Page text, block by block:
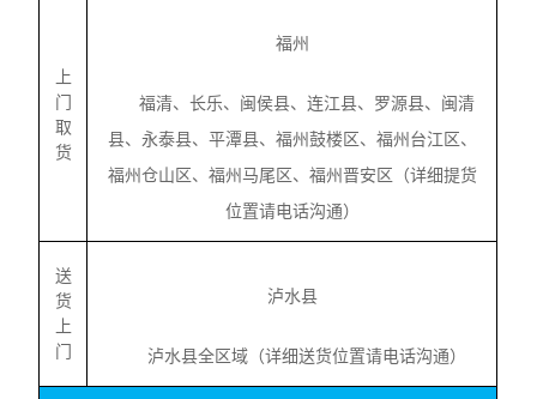
上
门
取
货
福州
福清、长乐、闽侯县、连江县、罗源县、闽清
县、永泰县、平潭县、福州鼓楼区、福州台江区、
福州仓山区、福州马尾区、福州晋安区（详细提货
位置请电话沟通）
送
货
上
门
泸水县
泸水县全区域（详细送货位置请电话沟通）